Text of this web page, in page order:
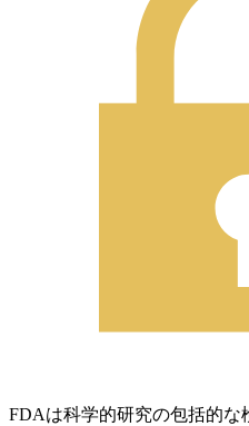
FDAは科学的研究の包括的